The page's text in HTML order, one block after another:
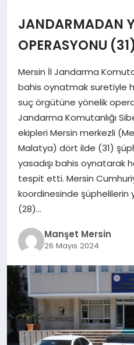
EKONOMİ
GÜNDEM
KÜLTÜR SANAT
MAGAZİN
SAĞLIK
SİYASET
SPOR
JANDARMADAN
OPERASYONU
Mersin İl Jandarma
bahis oynatmak suretiyle
suç örgütüne yönelik
Jandarma Komutanlığı
ekipleri Mersin merkezli
Malatya) dört ilde (31)
yasadışı bahis oynatarak
tespit etti. Mersin
koordinesinde şüphelilerin
(28)…
Manşet Mersin
26 Mayıs 2024